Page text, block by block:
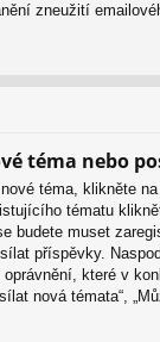
zneužití
téma nebo
téma, klikněte
tématu
budete muset
příspěvky.
které v
nová témata“,